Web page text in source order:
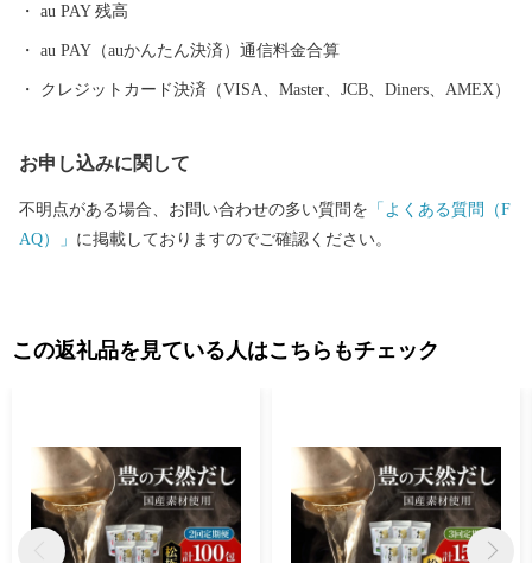
をしていただいた方には、市のＰＲも兼ねて返礼品をお送りさせ
ていただきます。 【ご注意】 ・返礼品の送付は、大分市外にお住
まいの方に限らせていただきます。 ・寄附につきましては、年度
です。 ※長期不在、住所不明等で返礼品をお受取りいただけなか
au PAY 残高
au PAY（auかんたん決済）通信料金合算
クレジットカード決済（VISA、Master、JCB、Diners、AMEX）
お申し込みに関して
不明点がある場合、お問い合わせの多い質問を 「よくある質問（F
AQ）」 に掲載しておりますのでご確認ください。
この返礼品を見ている人はこちらもチェック